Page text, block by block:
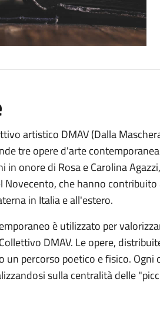
artistico DMAV (Dalla
tre opere d'arte
in onore di Rosa e Carolina
che hanno
in Italia e all'estero.
è utilizzato per
DMAV. Le opere,
un percorso poetico e fisico.
sulla centralità delle